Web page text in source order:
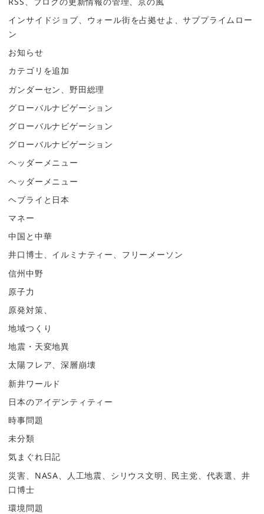
インサイドジョブ、ウォール街を占拠せよ、サブプライムロー
ン
お知らせ
カテゴリを追加
ガンダーセン、野田総理
グローバルナビゲーション
グローバルナビゲーション
グローバルナビゲーション
ヘッダーメニュー
ヘッダーメニュー
ヘブライと日本
マネー
中国と中華
井口博士、イルミナティー、フリーメーソン
信州中野
原子力
原発対策、
地域つくり
地震・天変地異
太陽フレア、深層崩壊
新井ワールド
日本のアイデンティティー
時事問題
未分類
気まぐれ日記
災害、NASA、人工地震、シリウス文明、民主党、代表選、井
口博士
環境問題